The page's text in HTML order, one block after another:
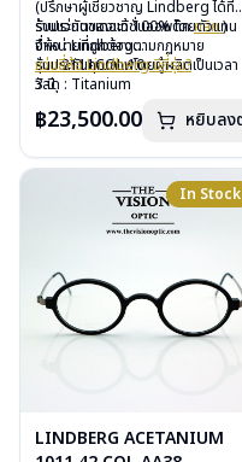
(ปรึกษาผู้เชี่ยวชาญ Lindberg ได้ที่
ร้านแว่นตาเดอะวิชั่นออพติคคลิก)
รับประกันของแท้ 100% โดยตัวแทน
จำหน่ายที่ถูกต้องตามกฏหมาย
รับประกันคุณภาพโดยผู้ผลิตเป็นเวลา
3 ปี
ฟรีตลอดอายุการใช้งาน
อักษร
ยี่ห้อ : Lindberg
รุ่น : 2111COL.10
วัสดุ : Titanium
บานพับ : ไม่มีน็อต
การรับประกัน : 3 ปี
แว่นยี่ห้อ Lindberg มีกี่รุ่น?
฿23,500.00 หยิบลงต
In Stock
LINDBERG ACETANIUM